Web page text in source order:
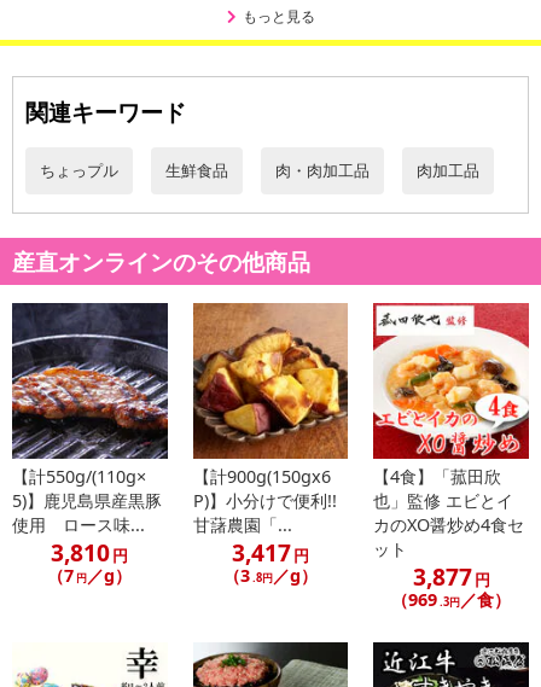
・原産国（最終加工地）：日本
が,にんにく),発酵調味料/調味料(アミノ酸等),カラメル色素,甘味料
・お召し上がり方：
1)肉を解凍し,袋から汁気を気って取り出した肉に,まんべんなく片
栗粉をまぶす。
2)フライパンにサラダ油を2cmほど注ぎ入れ170℃に熱し,1の肉を
皮目から入れて
4分ほど揚げます。裏返して3分ほど揚げたら火を強めて180℃
の高温にし,時々
菜箸で持ち上げて空気に触れさせながらカラリと仕上げ,油をき
ってください。
3)2を食べやすい大きさに切って盛り付け,ざく切りにしたキャベ
ツを添えてお召し上がりください。
・注意事項：
-18℃以下で保存してください。
開封後はできるだけ早くお召し上がりください。
もっと見る
関連キーワード
ちょっプル 生鮮食品 肉・肉加工品 肉加工品
産直オンラインのその他商品
【計550g/(110g×
5)】鹿児島県産黒豚
使用 ロース味...
3,810円
（7 円／g）
【計900g(150gx6
P)】小分けで便利!!
甘藷農園「...
3,417円
（3.8円／g）
【4食】「菰田欣
也」監修 エビとイ
カのXO醤炒め4食セ
ット
3,877円
（969.3円／食）